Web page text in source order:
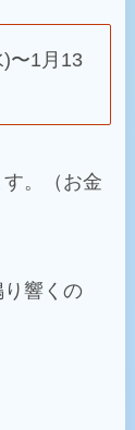
〜1月13
。（お金
響くの